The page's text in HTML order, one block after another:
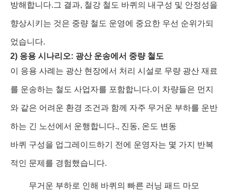
방해합니다.그 결과, 철강 철도 바퀴의 내구성 및 안정성을
향상시키는 것은 중량 철도 운영에 중요한 우선 순위가되
었습니다.
2) 응용 시나리오: 광산 운송에서 중량 철도
이 응용 사례는 광산 현장에서 처리 시설로 무량 광산 재료
를 운송하는 철도 사업자를 포함합니다.이 차량들은 먼지
와 같은 어려운 환경 조건과 함께 자주 무거운 부하를 운반
하는 긴 노선에서 운행합니다., 진동, 온도 변동
바퀴 구성을 업그레이드하기 전에 운영자는 몇 가지 반복
적인 문제를 경험했습니다.
무거운 부하로 인해 바퀴의 빠른 러닝 패드 마모